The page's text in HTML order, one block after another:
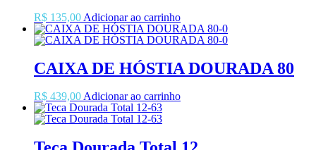
R$ 135,00 Adicionar ao carrinho
CAIXA DE HÓSTIA DOURADA 80
R$ 439,00 Adicionar ao carrinho